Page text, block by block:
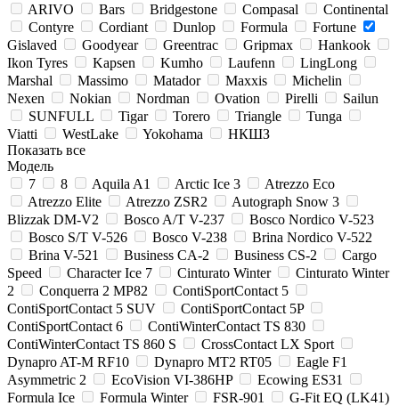
ARIVO
Bars Bridgestone Compasal
Continental
Contyre
Cordiant Dunlop Formula
Fortune
Gislaved
Goodyear Greentrac Gripmax
Hankook
Ikon Tyres
Kapsen Kumho Laufenn
LingLong
Marshal
Massimo Matador Maxxis
Michelin
Nexen
Nokian Nordman Ovation Pirelli
Sailun
SUNFULL
Tigar Torero Triangle
Tunga
Viatti
WestLake Yokohama
НКШЗ
Показать все
Модель
7
8 Aquila A1 Arctic Ice 3
Atrezzo Eco
Atrezzo Elite
Atrezzo ZSR2
Autograph Snow 3
Blizzak DM-V2
Bosco A/T V-237
Bosco Nordico V-523
Bosco S/T V-526
Bosco V-238
Brina Nordico V-522
Brina V-521
Business CA-2 Business CS-2
Cargo
Speed
Character Ice 7 Cinturato Winter
Cinturato Winter
2
Conquerra 2 MP82
ContiSportContact 5
ContiSportContact 5 SUV
ContiSportContact 5P
ContiSportContact 6
ContiWinterContact TS 830
ContiWinterContact TS 860 S
CrossContact LX Sport
Dynapro AT-M RF10
Dynapro MT2 RT05
Eagle F1
Asymmetric 2
EcoVision VI-386HP
Ecowing ES31
Formula Ice
Formula Winter FSR-901 G-Fit EQ (LK41)